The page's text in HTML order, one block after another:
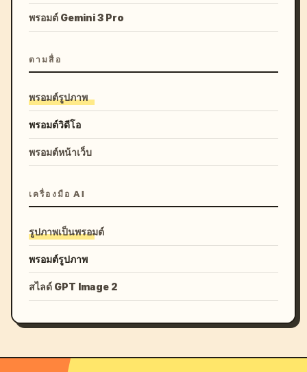
พรอมต์ Gemini 3 Pro
ตามสื่อ
พรอมต์รูปภาพ
พรอมต์วิดีโอ
พรอมต์หน้าเว็บ
เครื่องมือ AI
รูปภาพเป็นพรอมต์
พรอมต์รูปภาพ
สไลด์ GPT Image 2